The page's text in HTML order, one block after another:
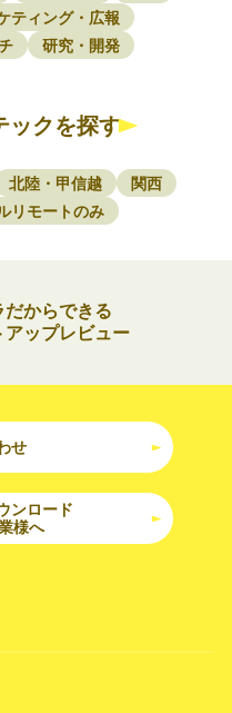
ティング・広報
研究・開発
ックを探す
北陸・甲信越
関西
リモートのみ
だからできる
アップレビュー
せ
ンロード
様へ